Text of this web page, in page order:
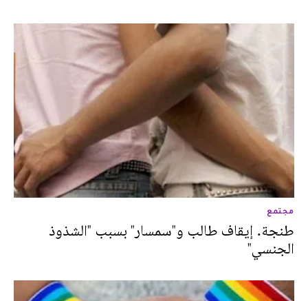
مجتمع
طنجة. إيقاف طالب و"سمسار" بسبب "الشذوذ
الجنسي"